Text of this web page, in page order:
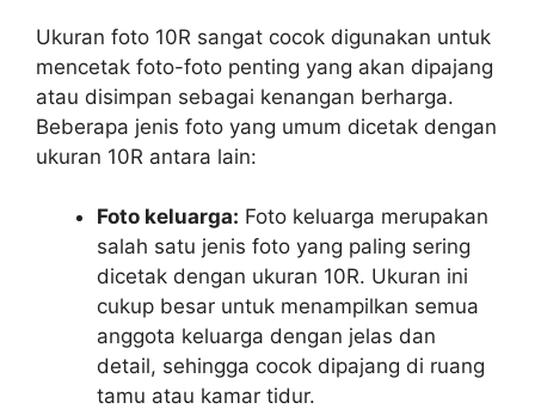
Ukuran foto 10R sangat cocok digunakan untuk
mencetak foto-foto penting yang akan dipajang
atau disimpan sebagai kenangan berharga.
Beberapa jenis foto yang umum dicetak dengan
ukuran 10R antara lain:
Foto keluarga: Foto keluarga merupakan
salah satu jenis foto yang paling sering
dicetak dengan ukuran 10R. Ukuran ini
cukup besar untuk menampilkan semua
anggota keluarga dengan jelas dan
detail, sehingga cocok dipajang di ruang
tamu atau kamar tidur.